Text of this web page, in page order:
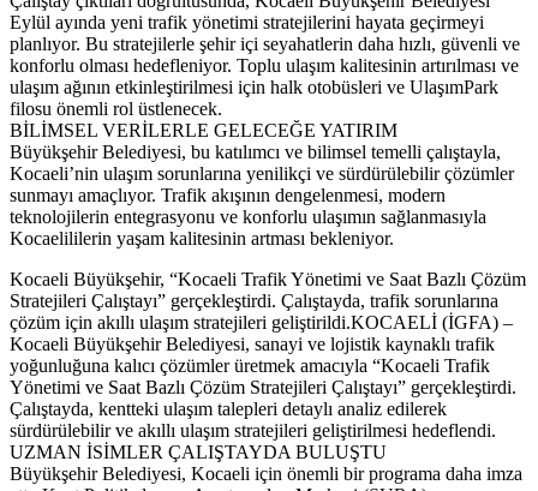
Eylül ayında yeni trafik yönetimi stratejilerini hayata geçirmeyi
planlıyor. Bu stratejilerle şehir içi seyahatlerin daha hızlı, güvenli ve
konforlu olması hedefleniyor. Toplu ulaşım kalitesinin artırılması ve
ulaşım ağının etkinleştirilmesi için halk otobüsleri ve UlaşımPark
filosu önemli rol üstlenecek.
BİLİMSEL VERİLERLE GELECEĞE YATIRIM
Büyükşehir Belediyesi, bu katılımcı ve bilimsel temelli çalıştayla,
Kocaeli’nin ulaşım sorunlarına yenilikçi ve sürdürülebilir çözümler
sunmayı amaçlıyor. Trafik akışının dengelenmesi, modern
teknolojilerin entegrasyonu ve konforlu ulaşımın sağlanmasıyla
Kocaelililerin yaşam kalitesinin artması bekleniyor.
​Kocaeli Büyükşehir, “Kocaeli Trafik Yönetimi ve Saat Bazlı Çözüm
Stratejileri Çalıştayı” gerçekleştirdi. Çalıştayda, trafik sorunlarına
çözüm için akıllı ulaşım stratejileri geliştirildi.KOCAELİ (İGFA) –
Kocaeli Büyükşehir Belediyesi, sanayi ve lojistik kaynaklı trafik
yoğunluğuna kalıcı çözümler üretmek amacıyla “Kocaeli Trafik
Yönetimi ve Saat Bazlı Çözüm Stratejileri Çalıştayı” gerçekleştirdi.
Çalıştayda, kentteki ulaşım talepleri detaylı analiz edilerek
sürdürülebilir ve akıllı ulaşım stratejileri geliştirilmesi hedeflendi.
UZMAN İSİMLER ÇALIŞTAYDA BULUŞTU
Büyükşehir Belediyesi, Kocaeli için önemli bir programa daha imza